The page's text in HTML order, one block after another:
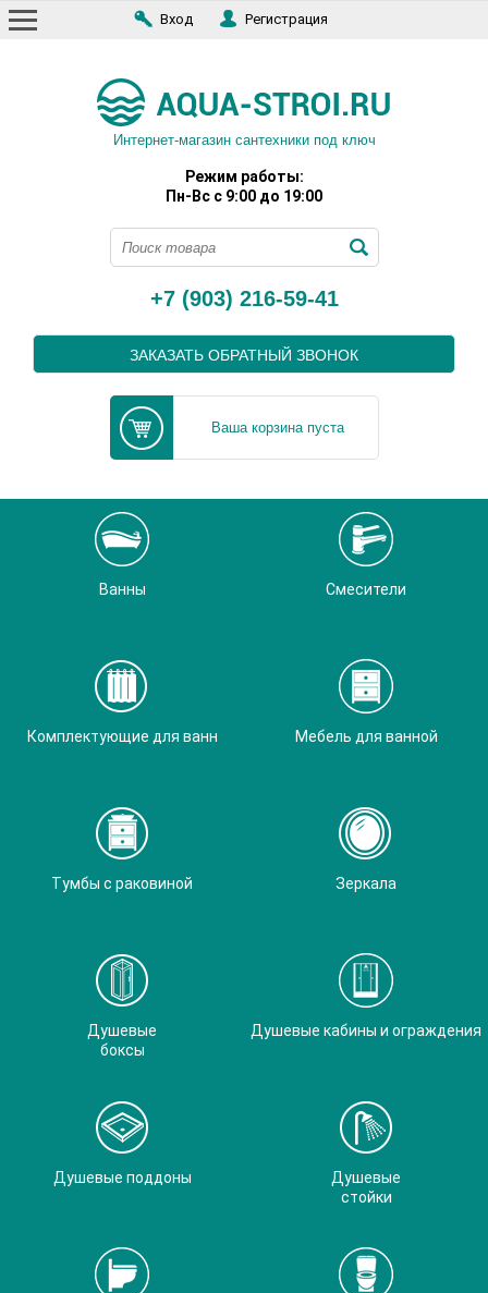
Вход Регистрация
Интернет-магазин сантехники под ключ
Режим работы:
Пн-Вс с 9:00 до 19:00
+7 (903) 216-59-41
ЗАКАЗАТЬ ОБРАТНЫЙ ЗВОНОК
Ваша корзина пуста
Ванны Смесители
Комплектующие для ванн Мебель для ванной
Тумбы с раковиной Зеркала
Душевые
боксы
Душевые кабины и ограждения
Душевые поддоны
Душевые
стойки